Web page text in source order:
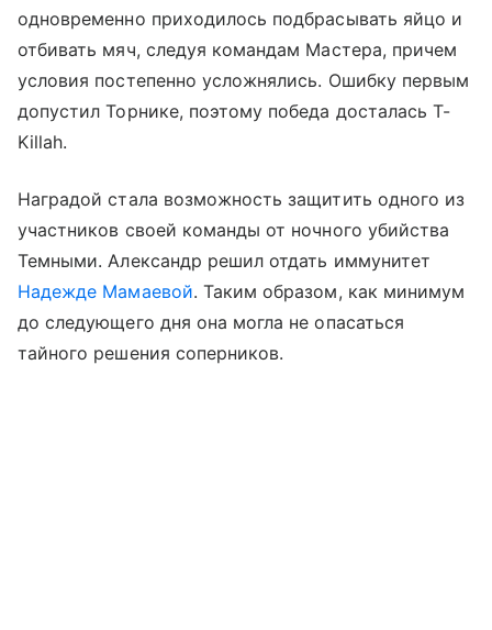
одновременно приходилось подбрасывать яйцо и
отбивать мяч, следуя командам Мастера, причем
условия постепенно усложнялись. Ошибку первым
допустил Торнике, поэтому победа досталась T-
Killah.
Наградой стала возможность защитить одного из
участников своей команды от ночного убийства
Темными. Александр решил отдать иммунитет
Надежде Мамаевой. Таким образом, как минимум
до следующего дня она могла не опасаться
тайного решения соперников.